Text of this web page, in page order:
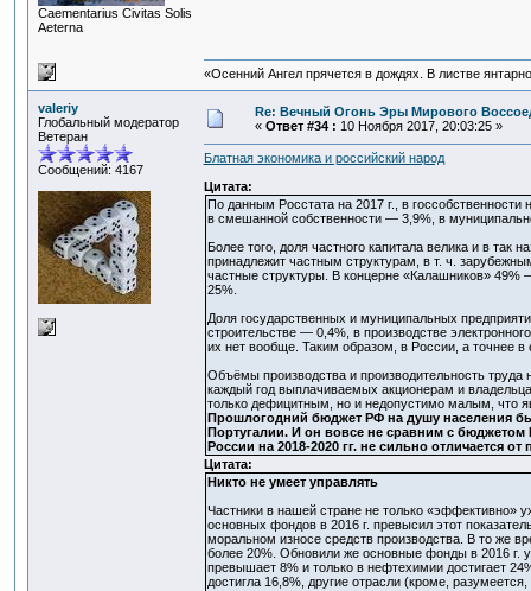
Сaementarius Civitas Solis
Aeterna
«Осенний Ангел прячется в дождях. В листве
valeriy
Глобальный модератор
Ветеран
Сообщений: 4167
Re: Вечный Огонь Эры Мирового
« Ответ #34 : 10 Ноября 2017, 20:03:25 »
Блатная экономика и российский народ
Цитата:
По данным Росстата на 2017 г., в
в смешанной собственности — 3,9%, в
Более того, доля частного капитала велика и в
принадлежит частным структурам, в т. ч.
частные структуры. В концерне «Калашников»
25%.
Доля государственных и муниципальных
строительстве — 0,4%, в производстве
их нет вообще. Таким образом, в России, а точнее в
Объёмы производства и производительность
каждый год выплачиваемых акционерам и
только дефицитным, но и недопустимо малым, что
Прошлогодний бюджет РФ на душу населения
Португалии. И он вовсе не сравним с
России на 2018-2020 гг. не сильно отличается
Цитата:
Никто не умеет управлять
Частники в нашей стране не только «эффективно»
основных фондов в 2016 г. превысил этот
моральном износе средств производства. В то же
более 20%. Обновили же основные фонды в 2016 г.
превышает 8% и только в нефтехимии достигает
достигла 16,8%, другие отрасли (кроме,